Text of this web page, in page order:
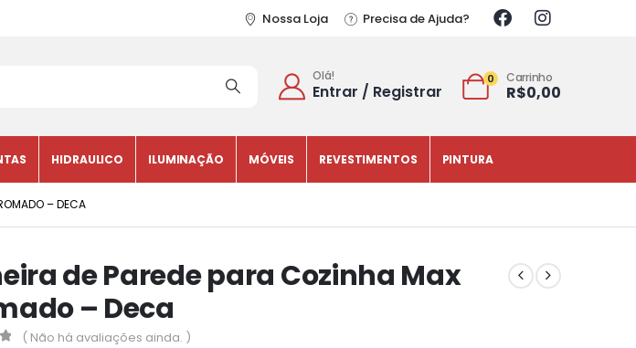
Nossa Loja Precisa de Ajuda?
Olá!
Entrar / Registrar
0 Carrinho
R$0,00
HIDRAULICO ILUMINAÇÃO MÓVEIS REVESTIMENTOS PINTURA
– DECA
de Parede para Cozinha Max
– Deca
( Não há avaliações ainda. )